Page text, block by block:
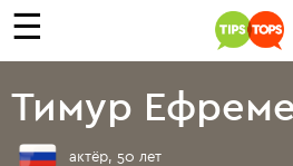
☰
Тимур
актёр, 50 лет